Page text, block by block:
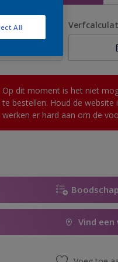
Op dit moment is het niet
te bestellen. Houd de website
werken er hard aan om de
Vind een
All